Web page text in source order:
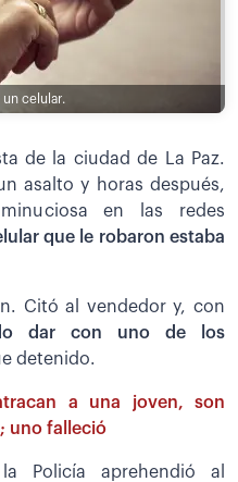
un celular.
de la ciudad de La Paz.
asalto y horas después,
en las redes
que le robaron estaba
Citó al vendedor y, con
dar con uno de los
detenido.
a una joven, son
uno falleció
Policía aprehendió al